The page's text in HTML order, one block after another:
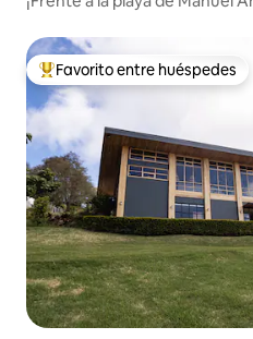
Favorito entre los huéspedes
Favorito entre huéspedes